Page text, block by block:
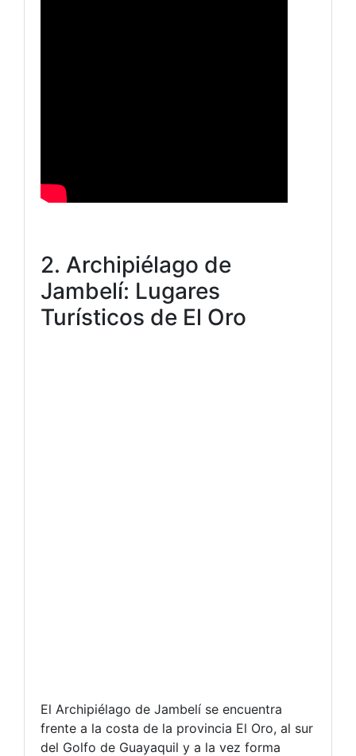
2. Archipiélago de
Jambelí: Lugares
Turísticos de El Oro
El Archipiélago de Jambelí se encuentra
frente a la costa de la provincia El Oro, al sur
del Golfo de Guayaquil y a la vez forma